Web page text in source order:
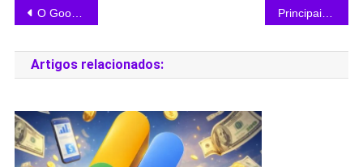
O Google AdSense Ainda Vale a Pena ou Está Saturado?
Artigos relacionados: